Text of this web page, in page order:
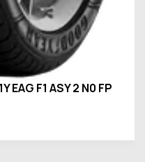
EAG F1 ASY 2 N0 FP